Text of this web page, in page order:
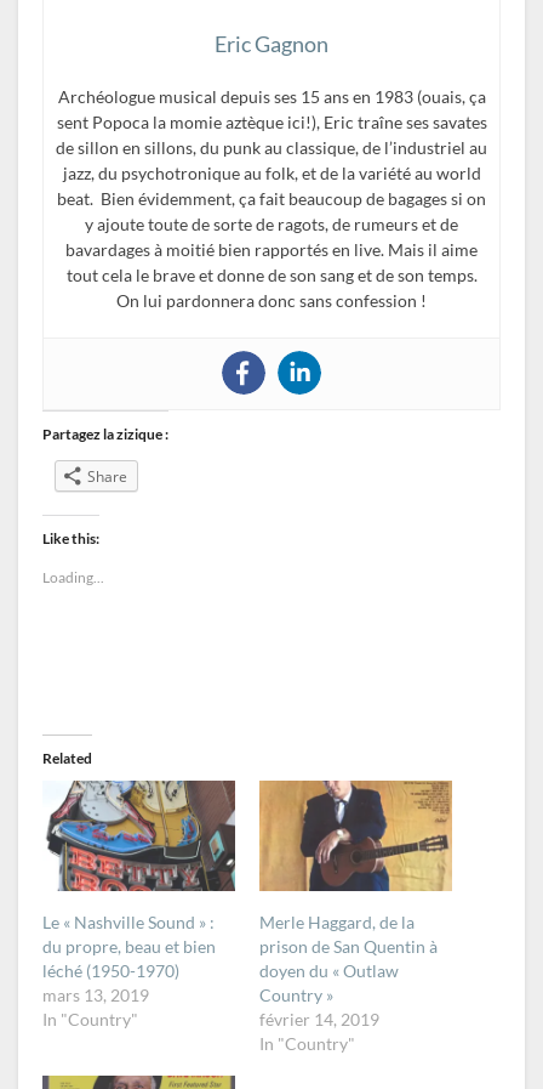
Eric Gagnon
Archéologue musical depuis ses 15 ans en 1983 (ouais, ça
sent Popoca la momie aztèque ici!), Eric traîne ses savates
de sillon en sillons, du punk au classique, de l’industriel au
jazz, du psychotronique au folk, et de la variété au world
beat. Bien évidemment, ça fait beaucoup de bagages si on
y ajoute toute de sorte de ragots, de rumeurs et de
bavardages à moitié bien rapportés en live. Mais il aime
tout cela le brave et donne de son sang et de son temps.
On lui pardonnera donc sans confession !
Partagez la zizique :
Share
Like this:
Loading...
Related
Le « Nashville Sound » :
du propre, beau et bien
léché (1950-1970)
mars 13, 2019
In "Country"
Merle Haggard, de la
prison de San Quentin à
doyen du « Outlaw
Country »
février 14, 2019
In "Country"